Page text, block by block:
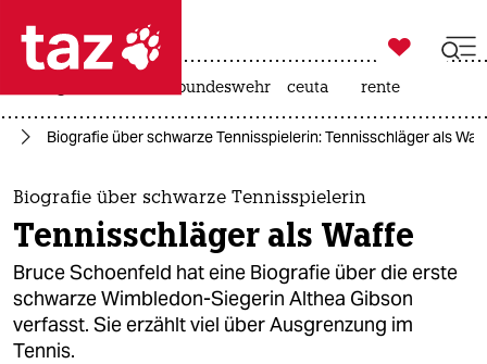
 taz zahl ich
taz zahl ich
themen
politik
öko
gesellschaft

taz zahl ich
bundeswehr ceuta rente
Biografie über schwarze Tennisspielerin: Tennisschläger als
Biografie über schwarze Tennisspielerin
Tennisschläger als Waffe
Bruce Schoenfeld hat eine Biografie über die erste
schwarze Wimbledon-Siegerin Althea Gibson
verfasst. Sie erzählt viel über Ausgrenzung im
Tennis.